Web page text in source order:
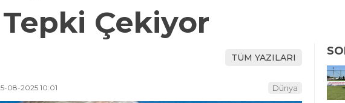
Çekiyor
TÜM YAZILARI
08-2025 10:01 Dünya